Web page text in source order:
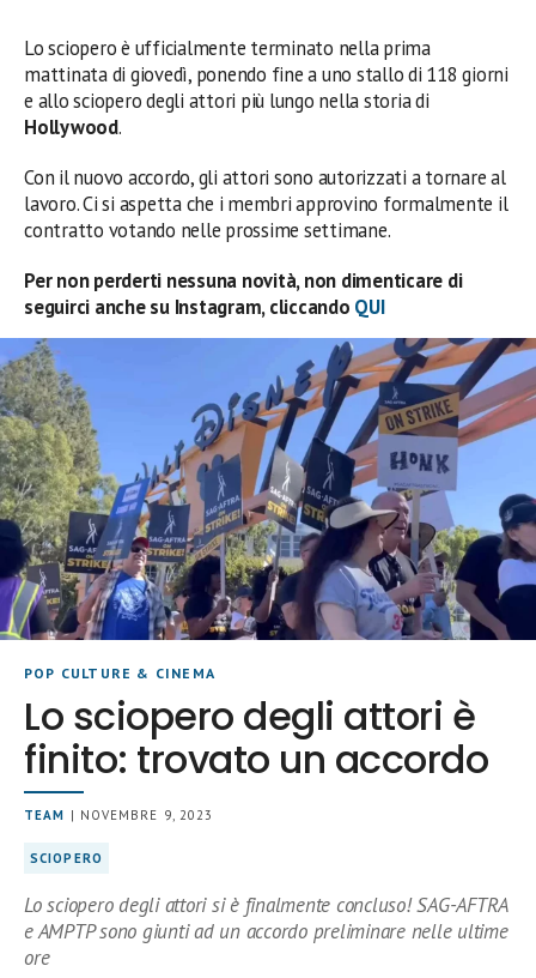
Lo sciopero è ufficialmente terminato nella prima
mattinata di giovedì, ponendo fine a uno stallo di 118 giorni
e allo sciopero degli attori più lungo nella storia di
Hollywood.
Con il nuovo accordo, gli attori sono autorizzati a tornare al
lavoro. Ci si aspetta che i membri approvino formalmente il
contratto votando nelle prossime settimane.
Per non perderti nessuna novità, non dimenticare di
seguirci anche su Instagram, cliccando QUI
POP CULTURE & CINEMA
Lo sciopero degli attori è
finito: trovato un accordo
TEAM | NOVEMBRE 9, 2023
SCIOPERO
Lo sciopero degli attori si è finalmente concluso! SAG-AFTRA
e AMPTP sono giunti ad un accordo preliminare nelle ultime
ore